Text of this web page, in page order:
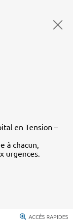
en Tension –
à chacun,
urgences.
ACCÈS RAPIDES